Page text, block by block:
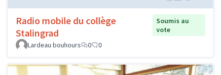
Radio mobile du collège
Stalingrad
Soumis au
vote
Lardeau bouhours
0 0